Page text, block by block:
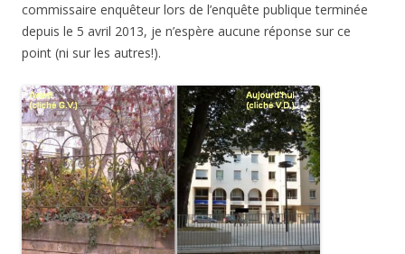
commissaire enquêteur lors de l’enquête publique terminée
depuis le 5 avril 2013, je n’espère aucune réponse sur ce
point (ni sur les autres!).